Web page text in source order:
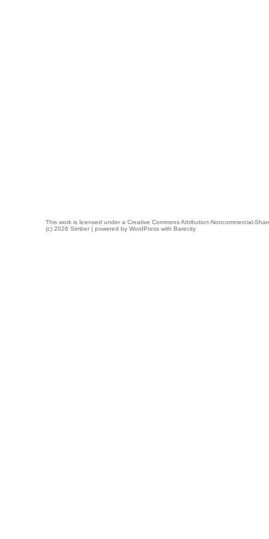
This work is licensed under a Creative Commons Attribution-Noncommercial-
(c) 2026 Simber | powered by WordPress with Barecity